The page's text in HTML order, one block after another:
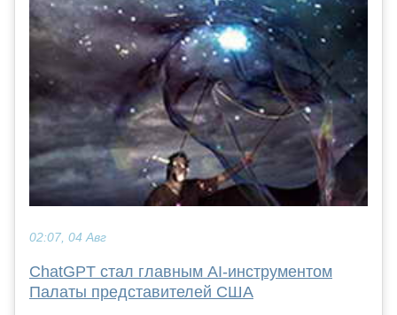
02:07, 04 Авг
ChatGPT стал главным AI-инструментом
Палаты представителей США